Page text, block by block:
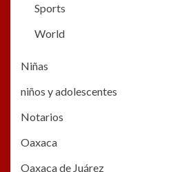
Sports
World
Niñas
niños y adolescentes
Notarios
Oaxaca
Oaxaca de Juárez